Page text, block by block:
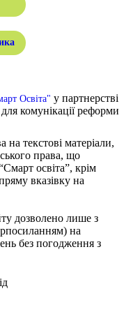
Освіта" у партнерстві
комунікації реформи
текстові матеріали,
права, що
освіта”, крім
вказівку на
дозволено лише з
на
без погодження з